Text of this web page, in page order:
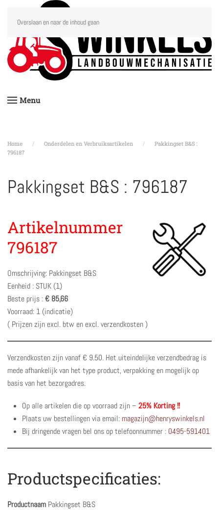
Overslaan en naar de inhoud gaan
Menu
Home Onderdelen en Verbruiksartikelen
Pakkingset B&S :
796187
Pakkingset B&S : 796187
Artikelnummer
796187
Omschrijving: Pakkingset B&S
Eenheid : STUK (1)
Beste prijs :€ 85,66
Voorraad: 1 (indicatie)
( Prijzen zijn excl. btw en excl. verzendkosten )
Verzendkosten zijn vanaf € 9.50. Het uiteindelijke verzendbedrag is
mede afhankelijk van het type product, verpakking en mogelijk op
basis van het bezorgadres.
Op alle artikelen die op voorraad zijn – 25% Korting !!
Plaats uw bestellingen via email: magazijn@henryswinkels.nl
Bij dringende vragen bel ons op telefoonnummer : 0495-591401
Productspecificaties:
Productnaam Pakkingset B&S